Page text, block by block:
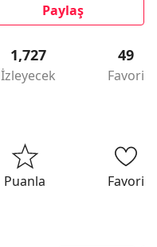
Paylaş
1,727
İzleyecek
49
Favori
Puanla Favori